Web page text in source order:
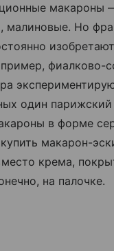
макароны
малиновые. Но
фиалково-
один
в форме
макарон-
крема,
на палочке.